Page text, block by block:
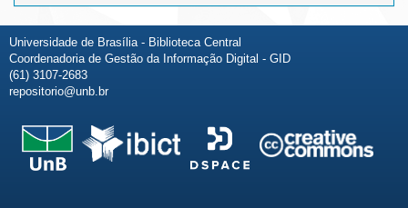
Universidade de Brasília - Biblioteca Central
Coordenadoria de Gestão da Informação Digital - GID
(61) 3107-2683
repositorio@unb.br